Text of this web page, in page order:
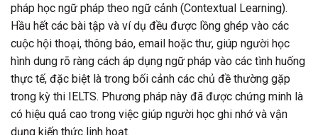
pháp học ngữ pháp theo ngữ cảnh (Contextual Learning).
Hầu hết các bài tập và ví dụ đều được lồng ghép vào các
cuộc hội thoại, thông báo, email hoặc thư, giúp người học
hình dung rõ ràng cách áp dụng ngữ pháp vào các tình huống
thực tế, đặc biệt là trong bối cảnh các chủ đề thường gặp
trong kỳ thi IELTS. Phương pháp này đã được chứng minh là
có hiệu quả cao trong việc giúp người học ghi nhớ và vận
dụng kiến thức linh hoạt.